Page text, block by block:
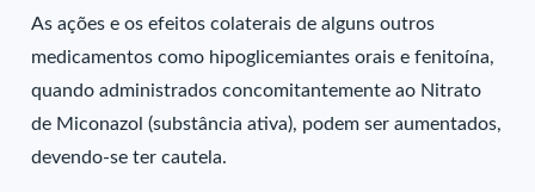
As ações e os efeitos colaterais de alguns outros
medicamentos como hipoglicemiantes orais e fenitoína,
quando administrados concomitantemente ao Nitrato
de Miconazol (substância ativa), podem ser aumentados,
devendo-se ter cautela.